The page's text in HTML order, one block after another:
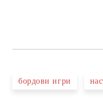
бордови игри